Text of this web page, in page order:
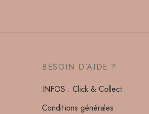
BESOIN D’AIDE ?
INFOS : Click & Collect
Conditions générales